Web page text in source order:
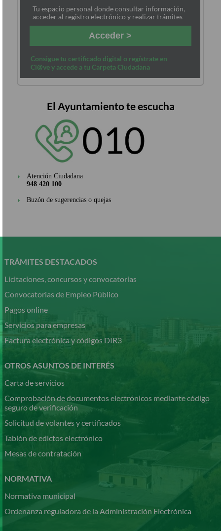
Tu espacio personal donde consultar información,
acceder al registro electrónico y realizar trámites
Acceder >
Consigue tu certificado digital o regístrate en
Cl@ve y accede a tu Carpeta Ciudadana
El Ayuntamiento te escucha
Atención Ciudadana
948 420 100
Buzón de sugerencias o quejas
contenido
TRÁMITES DESTACADOS
Licitaciones, concursos y convocatorias
Convocatorias de Empleo Público
Pagos online
Servicios para empresas
Factura electrónica y códigos DIR3
OTROS ASUNTOS DE INTERÉS
Carta de servicios
Comprobación de documentos electrónicos mediante código
seguro de verificación
Solicitud de volantes y certificados
Tablón de edictos electrónico
Mesas de contratación
NORMATIVA
Normativa municipal
Ordenanza reguladora de la Administración Electrónica